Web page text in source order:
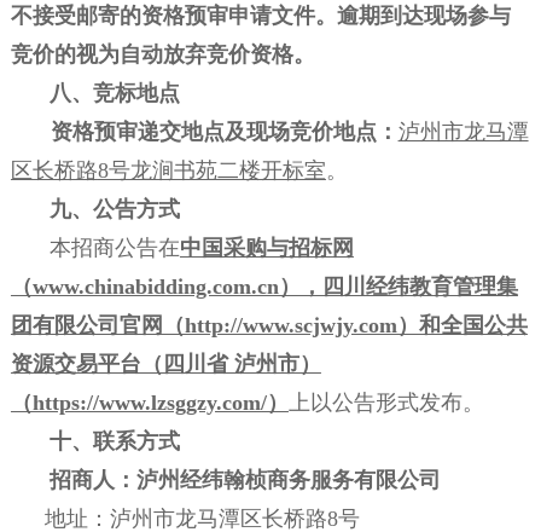
不接受邮寄的资格预审申请文件。逾期到达现场参与
竞价的视为自动放弃竞价资格。
八、竞标地点
资格预审递交地点及现场竞价地点： 泸州市龙马潭
区长桥路8号龙涧书苑二楼开标室。
九、公告方式
本招商公告在中国采购与招标网
（www.chinabidding.com.cn），四川经纬教育管理集
团有限公司官网（http://www.scjwjy.com）和全国公共
资源交易平台（四川省 泸州市）
（https://www.lzsggzy.com/） 上以公告形式发布。
十、联系方式
招商人：泸州经纬翰桢商务服务有限公司
地址：泸州市龙马潭区长桥路8号